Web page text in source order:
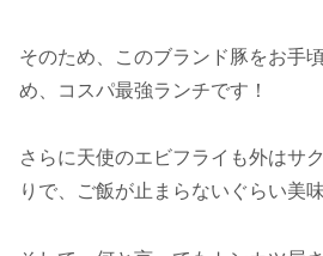
そのため、このブランド豚をお手
め、コスパ最強ランチです！
さらに天使のエビフライも外はサ
りで、ご飯が止まらないぐらい美